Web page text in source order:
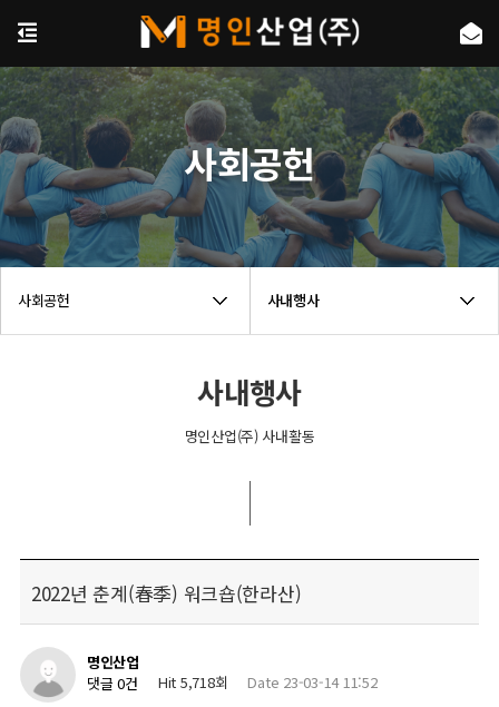
사회공헌 사내행사
사회공헌
사내행사
명인산업(주) 사내활동
2022년 춘계(春季) 워크숍(한라산)
명인산업
댓글 0건
Hit 5,718회 Date 23-03-14 11:52